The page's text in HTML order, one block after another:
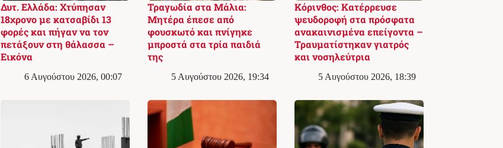
Δυτ. Ελλάδα: Χτύπησαν
18χρονο με κατσαβίδι 13
φορές και πήγαν να τον
πετάξουν στη θάλασσα –
Εικόνα
6 Αυγούστου 2026, 00:07
Τραγωδία στα Μάλια:
Μητέρα έπεσε από
φουσκωτό και πνίγηκε
μπροστά στα τρία παιδιά
της
5 Αυγούστου 2026, 19:34
Κόρινθος: Κατέρρευσε
ψευδοροφή στα πρόσφατα
ανακαινισμένα επείγοντα –
Τραυματίστηκαν γιατρός
και νοσηλεύτρια
5 Αυγούστου 2026, 18:39